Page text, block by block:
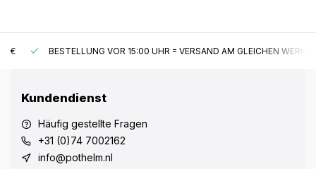
BESTELLUNG VOR 15:00 UHR = VERSAND AM GLEICHEN WERKTAG*
Kundendienst
Häufig gestellte Fragen
+31 (0)74 7002162
info@pothelm.nl